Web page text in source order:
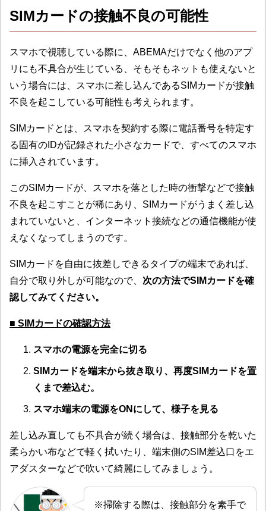
SIMカードの接触不良の可能性
スマホで視聴している際に、ABEMAだけでなく他のアプ
リにも不具合が生じている、そもそもネットも使えないと
いう場合には、スマホに差し込んであるSIMカードが接触
不良を起こしている可能性も考えられます。
SIMカードとは、スマホを契約する際に電話番号を特定す
る固有のIDが記録された小さなカードで、すべてのスマホ
に挿入されています。
このSIMカードが、スマホを落とした時の衝撃などで接触
不良を起こすことが稀にあり、SIMカードがうまく差し込
まれていないと、インターネット接続などの通信機能が使
えなくなってしまうのです。
SIMカードを自由に抜差しできるタイプの端末であれば、
自分で取り外しが可能なので、 次の方法でSIMカードを確
認してみてください。
■ SIMカードの確認方法
スマホの電源を完全に切る
SIMカードを端末から抜き取り、再度SIMカードを置
くまで差込む。
スマホ端末の電源をONにして、様子を見る
差し込み直しても不具合が続く場合は、接触部分を乾いた
柔らかい布などで軽く拭いたり、端末側のSIM差込口をエ
アダスターなどで吹いて綺麗にしてみましょう。
※掃除する際は、接触部分を素手で